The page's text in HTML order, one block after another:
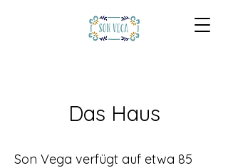
Das Haus
Son Vega verfügt auf etwa 85